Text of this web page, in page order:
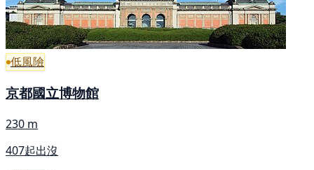
低風險
京都國立博物館
230 m
407起出沒